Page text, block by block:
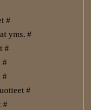
#
yms. #
#
#
#
#
#